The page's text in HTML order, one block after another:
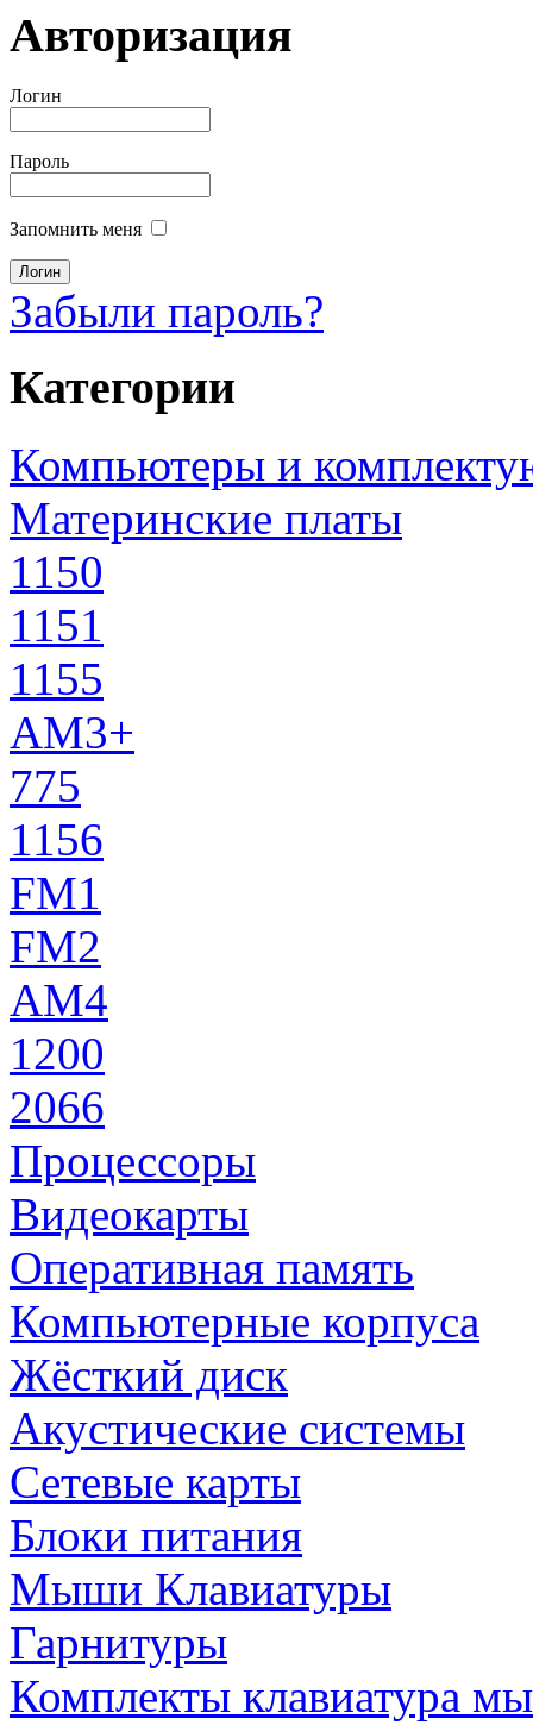
Авторизация
Логин
Пароль
Запомнить меня
Забыли пароль?
Категории
Компьютеры и
Материнские платы
1150
1151
1155
AM3+
775
1156
FM1
FM2
AM4
1200
2066
Процессоры
Видеокарты
Оперативная память
Компьютерные корпуса
Жёсткий диск
Акустические системы
Сетевые карты
Блоки питания
Мыши Клавиатуры
Гарнитуры
Комплекты клавиатура